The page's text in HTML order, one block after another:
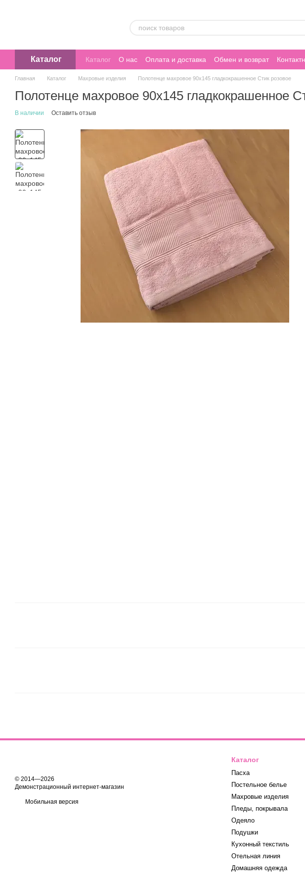
Каталог Каталог О нас Оплата и доставка Обмен и возврат
Главная Каталог Махровые изделия Полотенце махровое 90х145 гладкокрашенное Стик розовое
Полотенце махровое 90х145 гладкокрашенное
В наличии Оставить отзыв
© 2014—2026
Демонстрационный интернет-магазин
Мобильная версия
Каталог
Пасха
Постельное белье
Махровые изделия
Пледы, покрывала
Одеяло
Подушки
Кухонный текстиль
Отельная линия
Домашняя одежда